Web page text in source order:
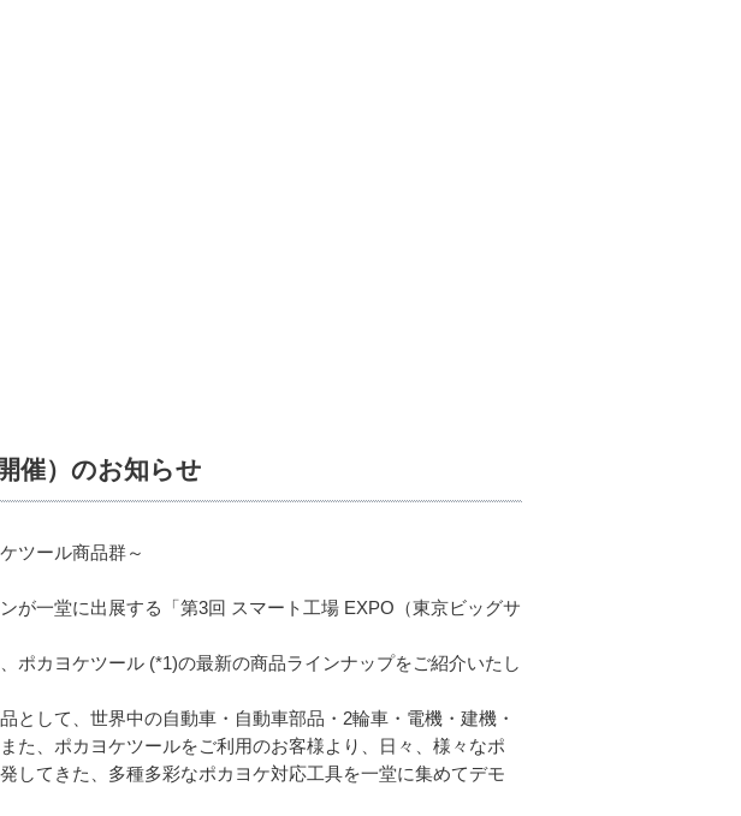
催）のお知らせ
ツール商品群～
一堂に出展する「第3回 スマート工場 EXPO（東京ビッグサ
ポカヨケツール (*1)の最新の商品ラインナップをご紹介いたし
して、世界中の自動車・自動車部品・2輪車・電機・建機・
た、ポカヨケツールをご利用のお客様より、日々、様々なポ
してきた、多種多彩なポカヨケ対応工具を一堂に集めてデモ